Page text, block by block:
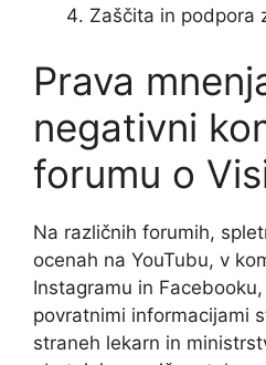
Zaščita in podpora
Prava
negativni
forumu o
Na različnih forumih,
ocenah na YouTubu, v
Instagramu in
povratnimi informacijami
straneh lekarn in